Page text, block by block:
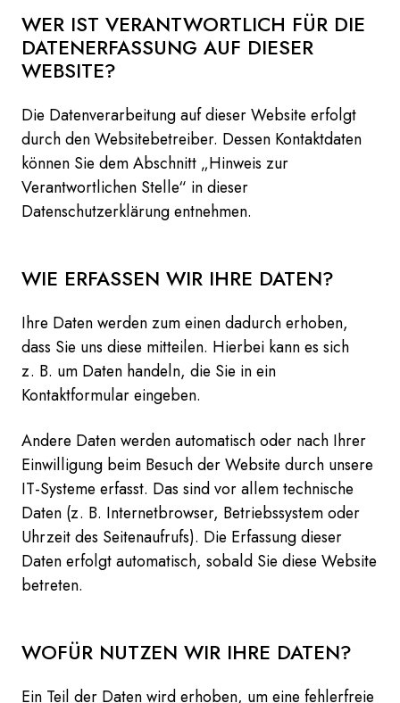
WER IST VERANTWORTLICH FÜR DIE
DATENERFASSUNG AUF DIESER
WEBSITE?
Die Datenverarbeitung auf dieser Website erfolgt
durch den Websitebetreiber. Dessen Kontaktdaten
können Sie dem Abschnitt „Hinweis zur
Verantwortlichen Stelle“ in dieser
Datenschutzerklärung entnehmen.
WIE ERFASSEN WIR IHRE DATEN?
Ihre Daten werden zum einen dadurch erhoben,
dass Sie uns diese mitteilen. Hierbei kann es sich
z. B. um Daten handeln, die Sie in ein
Kontaktformular eingeben.
Andere Daten werden automatisch oder nach Ihrer
Einwilligung beim Besuch der Website durch unsere
IT-Systeme erfasst. Das sind vor allem technische
Daten (z. B. Internetbrowser, Betriebssystem oder
Uhrzeit des Seitenaufrufs). Die Erfassung dieser
Daten erfolgt automatisch, sobald Sie diese Website
betreten.
WOFÜR NUTZEN WIR IHRE DATEN?
Ein Teil der Daten wird erhoben, um eine fehlerfreie